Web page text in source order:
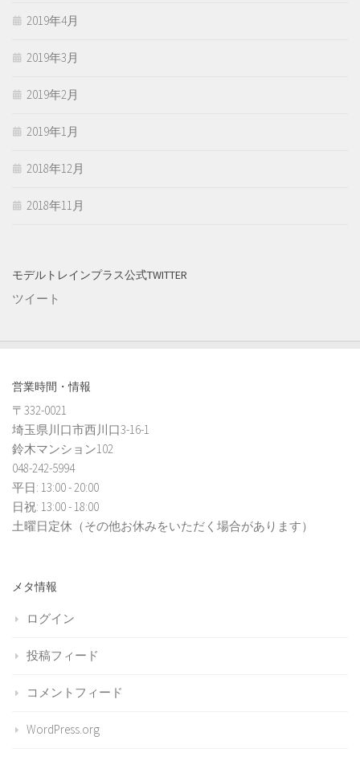
2019年4月
2019年3月
2019年2月
2019年1月
2018年12月
2018年11月
モデルトレインプラス公式TWITTER
ツイート
営業時間・情報
〒332-0021
埼玉県川口市西川口3-16-1
鈴木マンション102
048-242-5994
平日: 13:00 - 20:00
日祝: 13:00 - 18:00
土曜日定休（その他お休みをいただく場合があります）
メタ情報
ログイン
投稿フィード
コメントフィード
WordPress.org